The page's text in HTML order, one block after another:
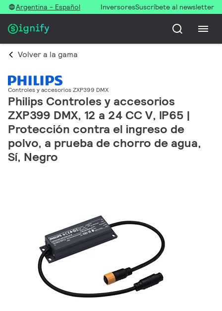
Argentina - Español InversoresSuscríbete al newsletter
Volver a la gama
Controles y accesorios ZXP399 DMX
Philips Controles y accesorios
ZXP399 DMX, 12 a 24 CC V, IP65 |
Protección contra el ingreso de
polvo, a prueba de chorro de agua,
Sí, Negro